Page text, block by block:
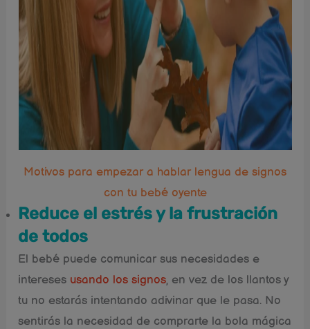
Motivos para empezar a hablar lengua de signos
con tu bebé oyente
Reduce el estrés y la frustración
de todos
El bebé puede comunicar sus necesidades e
intereses usando los signos, en vez de los llantos y
tu no estarás intentando adivinar que le pasa. No
sentirás la necesidad de comprarte la bola mágica